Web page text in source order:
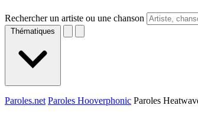
Rechercher un artiste ou une chanson
Thématiques
Paroles.net Paroles Hooverphonic Paroles